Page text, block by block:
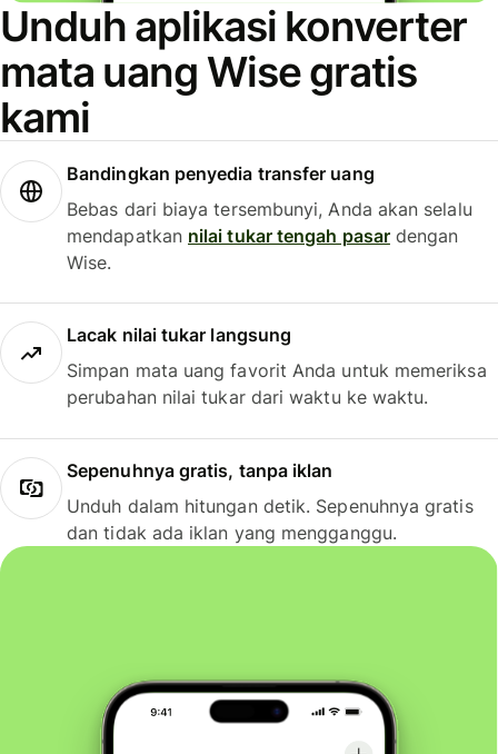
Unduh aplikasi konverter
mata uang Wise gratis
kami
Bandingkan penyedia transfer uang
Bebas dari biaya tersembunyi, Anda akan selalu
mendapatkan nilai tukar tengah pasardengan
Wise.
Lacak nilai tukar langsung
Simpan mata uang favorit Anda untuk memeriksa
perubahan nilai tukar dari waktu ke waktu.
Sepenuhnya gratis, tanpa iklan
Unduh dalam hitungan detik. Sepenuhnya gratis
dan tidak ada iklan yang mengganggu.